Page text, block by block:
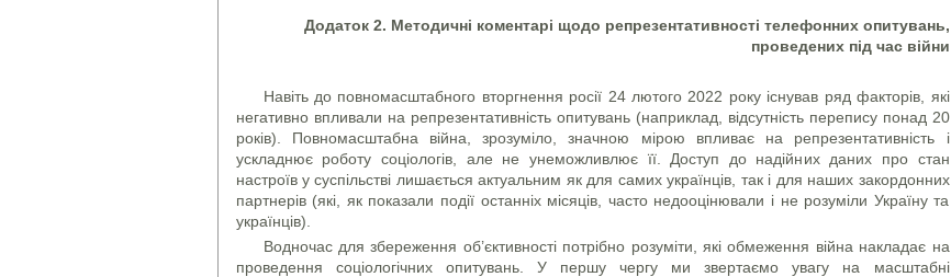
Додаток 2. Методичні коментарі щодо репрезентативності телефонних опитувань,
проведених під час війни
Навіть до повномасштабного вторгнення росії 24 лютого 2022 року існував ряд факторів, які
негативно впливали на репрезентативність опитувань (наприклад, відсутність перепису понад 20
років). Повномасштабна війна, зрозуміло, значною мірою впливає на репрезентативність і
ускладнює роботу соціологів, але не унеможливлює її. Доступ до надійних даних про стан
настроїв у суспільстві лишається актуальним як для самих українців, так і для наших закордонних
партнерів (які, як показали події останніх місяців, часто недооцінювали і не розуміли Україну та
українців).
Водночас для збереження об’єктивності потрібно розуміти, які обмеження війна накладає на
проведення соціологічних опитувань. У першу чергу ми звертаємо увагу на масштабні